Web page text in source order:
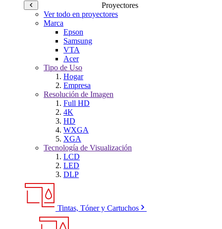
Proyectores
Ver todo en proyectores
Marca
Epson
Samsung
VTA
Acer
Tipo de Uso
Hogar
Empresa
Resolución de Imagen
Full HD
4K
HD
WXGA
XGA
Tecnología de Visualización
LCD
LED
DLP
Tintas, Tóner y Cartuchos